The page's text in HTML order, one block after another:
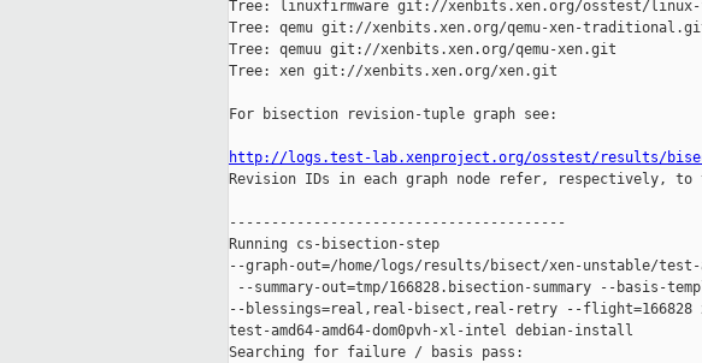
Tree: linuxfirmware git://xenbits.xen.org/osstest/
Tree: qemu git://xenbits.xen.org/qemu-xen-
Tree: qemuu git://xenbits.xen.org/qemu-xen.git
Tree: xen git://xenbits.xen.org/xen.git
For bisection revision-tuple graph see:
http://logs.test-lab.xenproject.org/osstest/results/